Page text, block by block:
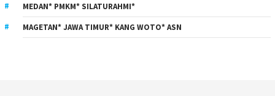
MEDAN* PMKM* SILATURAHMI*
MAGETAN* JAWA TIMUR* KANG WOTO* ASN